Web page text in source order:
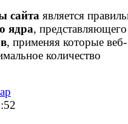
сайта является
ядра, представляющего
, применяя которые веб-
количество